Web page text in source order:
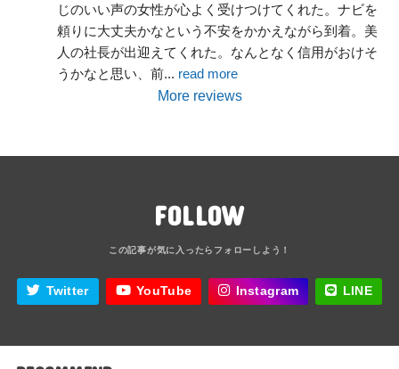
じのいい声の女性が心よく受けつけてくれた。ナビを
頼りに大丈夫かなという不安をかかえながら到着。美
人の社長が出迎えてくれた。なんとなく信用がおけそ
うかなと思い、前... read more
More reviews
FOLLOW
Twitter YouTube Instagram LINE